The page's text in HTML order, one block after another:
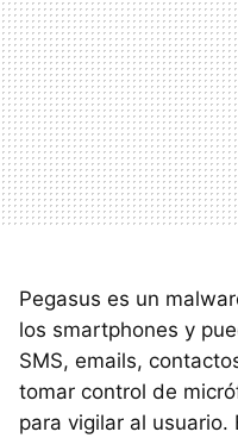
Pegasus es un
los smartphones y
SMS, emails,
tomar control de
para vigilar al